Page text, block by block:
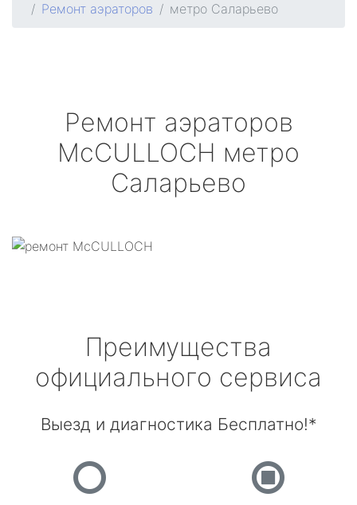
Ремонт аэраторов
метро Саларьево
Ремонт аэраторов
McCULLOCH метро
Саларьево
Преимущества
официального сервиса
Выезд и диагностика Бесплатно!*